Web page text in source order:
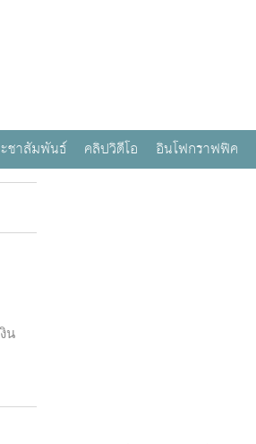
ชาสัมพันธ์ คลิปวิดีโอ อินโฟกราฟฟิค
น